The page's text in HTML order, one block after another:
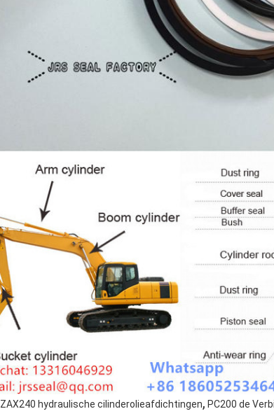
ZAX240 hydraulische cilinderolieafdichtingen, PC200 de